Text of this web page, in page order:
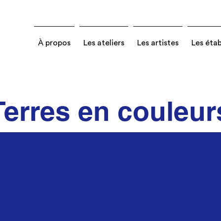
À propos Les ateliers Les artistes Les
en